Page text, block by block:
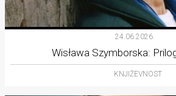
24.06.2026.
Wisława Szymborska:
KNJIŽEVNOST